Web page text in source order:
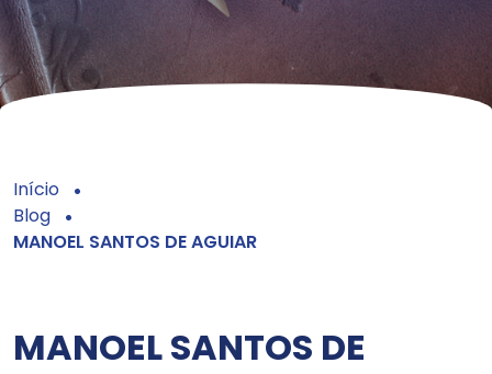
Início
Blog
MANOEL SANTOS DE AGUIAR
MANOEL SANTOS DE